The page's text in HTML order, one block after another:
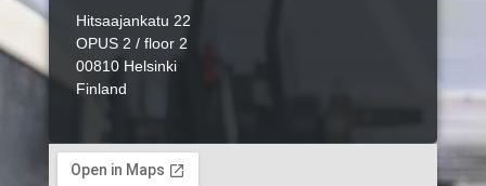
Hitsaajankatu 22
OPUS 2 / floor 2
00810 Helsinki
Finland